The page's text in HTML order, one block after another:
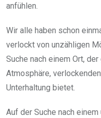
anfühlen.
Wir alle haben schon
verlockt von unzähligen
Suche nach einem Ort,
Atmosphäre,
Unterhaltung bietet.
Auf der Suche nach